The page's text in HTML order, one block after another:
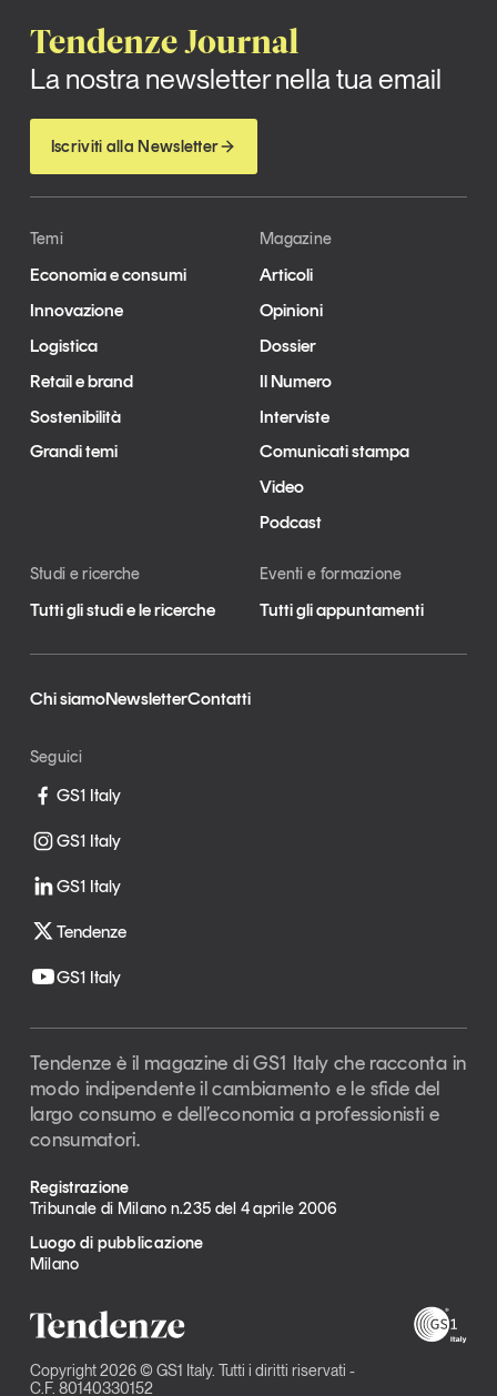
Tendenze Journal
La nostra newsletter nella tua email
Iscriviti alla Newsletter
Temi
Economia e consumi
Innovazione
Logistica
Retail e brand
Sostenibilità
Grandi temi
Magazine
Articoli
Opinioni
Dossier
Il Numero
Interviste
Comunicati stampa
Video
Podcast
Studi e ricerche
Tutti gli studi e le ricerche
Eventi e formazione
Tutti gli appuntamenti
Chi siamoNewsletterContatti
Seguici
GS1 Italy
GS1 Italy
GS1 Italy
Tendenze
GS1 Italy
Tendenze è il magazine di GS1 Italy che racconta in
modo indipendente il cambiamento e le sfide del
largo consumo e dell’economia a professionisti e
consumatori.
Registrazione
Tribunale di Milano n.235 del 4 aprile 2006
Luogo di pubblicazione
Milano
Copyright 2026 © GS1 Italy. Tutti i diritti riservati -
C.F. 80140330152